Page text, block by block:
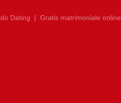
Dating | Gratis matrimoniale online